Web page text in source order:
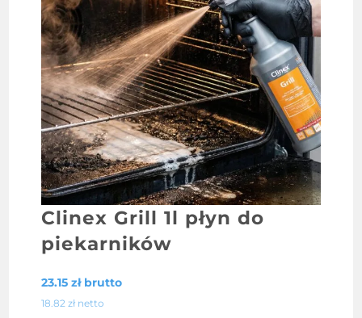
Clinex Grill 1l płyn do
piekarników
23.15złbrutto
18.82 zł netto